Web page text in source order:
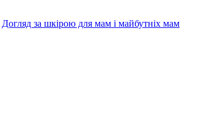
Догляд за шкірою для мам і майбутніх мам